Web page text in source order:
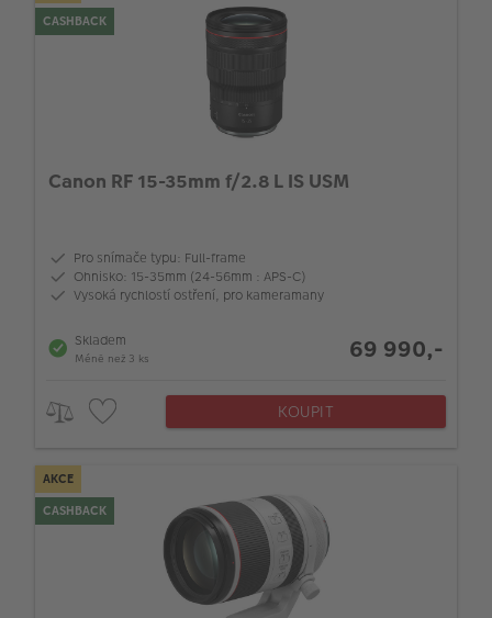
CASHBACK
Canon RF 15-35mm f/2.8 L IS USM
Pro snímače typu: Full-frame
Ohnisko: 15-35mm (24-56mm : APS-C)
Vysoká rychlostí ostření, pro kameramany
Skladem
Méně než 3 ks 69 990,-
KOUPIT
AKCE
CASHBACK